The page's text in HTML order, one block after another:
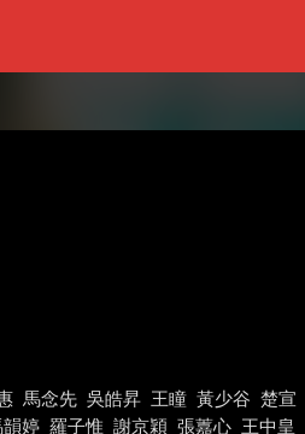
馬念先 吳皓昇 王瞳 黃少谷 楚宣
韻婷 羅子惟 謝京穎 張䕒心 王中皇